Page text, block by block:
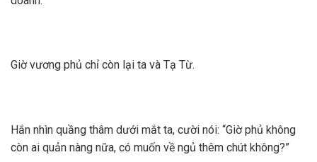
Giờ vương phủ chỉ còn lại ta và Tạ Từ.
Hắn nhìn quầng thâm dưới mắt ta, cười nói: “Giờ phủ không
còn ai quản nàng nữa, có muốn về ngủ thêm chút không?”